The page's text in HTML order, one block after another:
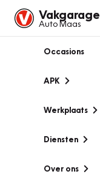
Vakgarage
Auto Maas
Occasions
APK
Werkplaats
Diensten
Over ons